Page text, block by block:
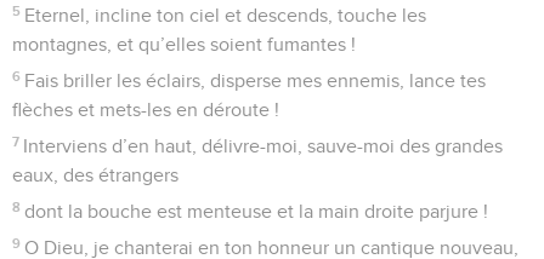
5 Eternel, incline ton ciel et descends, touche les
montagnes, et qu’elles soient fumantes !
6 Fais briller les éclairs, disperse mes ennemis, lance tes
flèches et mets-les en déroute !
7 Interviens d’en haut, délivre-moi, sauve-moi des grandes
eaux, des étrangers
8 dont la bouche est menteuse et la main droite parjure !
9 O Dieu, je chanterai en ton honneur un cantique nouveau,